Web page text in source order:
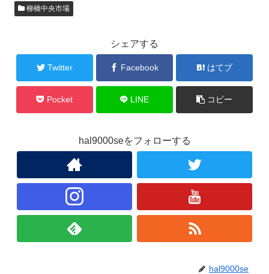
柳橋中央市場
シェアする
Twitter Facebook はてブ
Pocket LINE コピー
hal9000seをフォローする
hal9000se